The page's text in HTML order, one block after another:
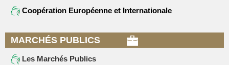
Coopération Européenne et Internationale
MARCHÉS PUBLICS
Les Marchés Publics